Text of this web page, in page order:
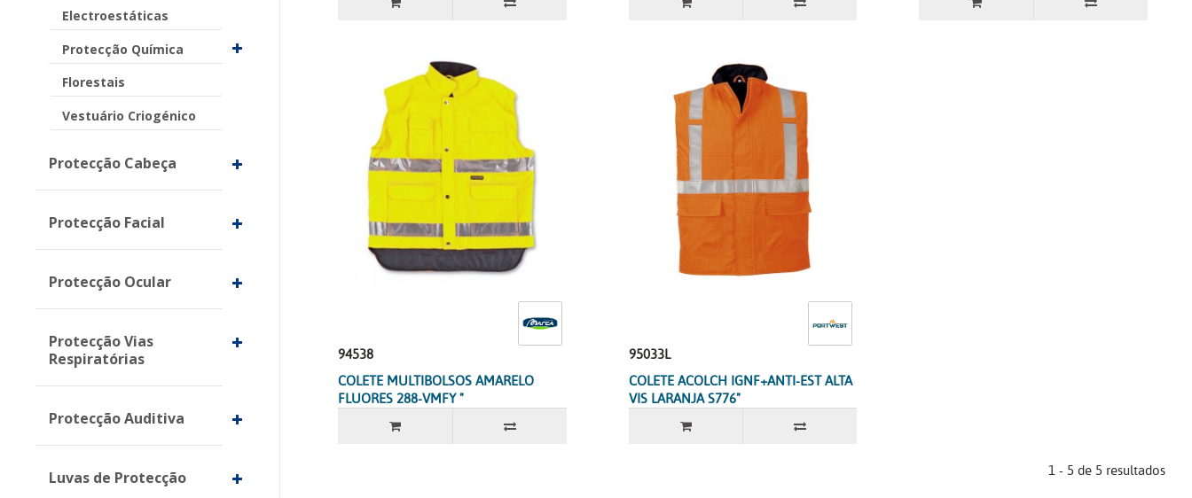
Electroestáticas
Protecção Química
Florestais
Vestuário Criogénico
Protecção Cabeça
Protecção Facial
Protecção Ocular
Protecção Vias
Respiratórias
Protecção Auditiva
Luvas de Protecção
94538
COLETE MULTIBOLSOS AMARELO
FLUORES 288-VMFY "
95033L
COLETE ACOLCH IGNF+ANTI-EST ALTA
VIS LARANJA S776"
1 - 5 de 5 resultados